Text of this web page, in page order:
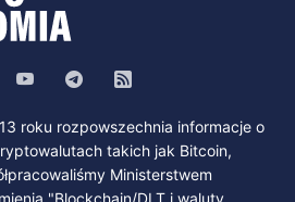
roku rozpowszechnia informacje o
takich jak Bitcoin,
Ministerstwem
"Blockchain/DLT i waluty